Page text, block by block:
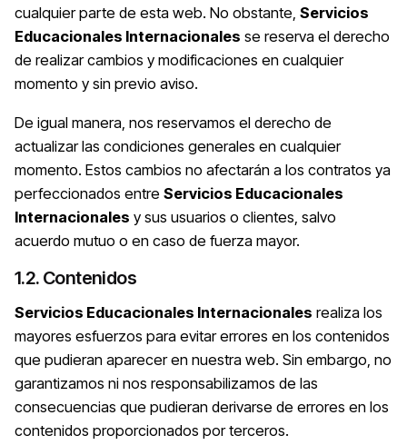
cualquier parte de esta web. No obstante, Servicios
Educacionales Internacionales se reserva el derecho
de realizar cambios y modificaciones en cualquier
momento y sin previo aviso.
De igual manera, nos reservamos el derecho de
actualizar las condiciones generales en cualquier
momento. Estos cambios no afectarán a los contratos ya
perfeccionados entre Servicios Educacionales
Internacionales y sus usuarios o clientes, salvo
acuerdo mutuo o en caso de fuerza mayor.
1.2. Contenidos
Servicios Educacionales Internacionales realiza los
mayores esfuerzos para evitar errores en los contenidos
que pudieran aparecer en nuestra web. Sin embargo, no
garantizamos ni nos responsabilizamos de las
consecuencias que pudieran derivarse de errores en los
contenidos proporcionados por terceros.